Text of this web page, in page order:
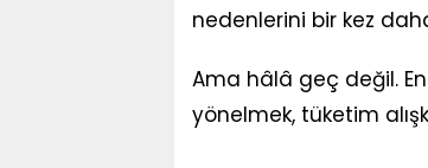
nedenlerini bir kez
Ama hâlâ geç değil.
yönelmek, tüketim